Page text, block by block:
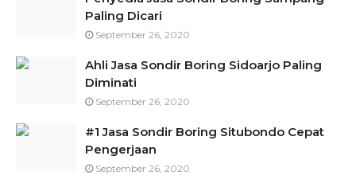
Paling Dicari
September 26, 2020
Ahli Jasa Sondir Boring Sidoarjo Paling
Diminati
September 26, 2020
#1 Jasa Sondir Boring Situbondo Cepat
Pengerjaan
September 26, 2020